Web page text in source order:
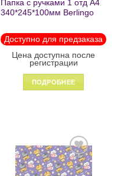
Папка с ручками 1 отд А4
340*245*100мм Berlingo
пластик на молнии 1215
Доступно для предзаказа
Цена доступна после
регистрации
ПОДРОБНЕЕ
Добавить
в список